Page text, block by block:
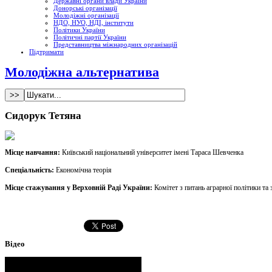
Донорські організації
Молодіжні організації
НДО, НУО, НДІ, інститути
Політики України
Політичні партії України
Представництва міжнародних організацій
Підтримати
Молодіжна альтернатива
Сидорук Тетяна
Мiсце навчання: Київський національний університет імені Тараса Шевченка
Спеціальність: Економічна теорія
Мiсце стажування у Верховнiй Радi України: Комітет з питань аграрної політики
Відео